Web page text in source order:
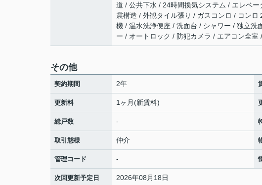
道 / 公共下水 / 24時間換気システム / エレベ
震構造 / 外観タイル張り / ガスコンロ / コン
機 / 温水洗浄便座 / 洗面台 / シャワー / 独立洗
ー / オートロック / 防犯カメラ / エアコン全
その他
契約期間 2年
更新料 1ヶ月(新賃料)
総戸数 -
取引態様 仲介
管理コード -
次回更新予定日 2026年08月18日